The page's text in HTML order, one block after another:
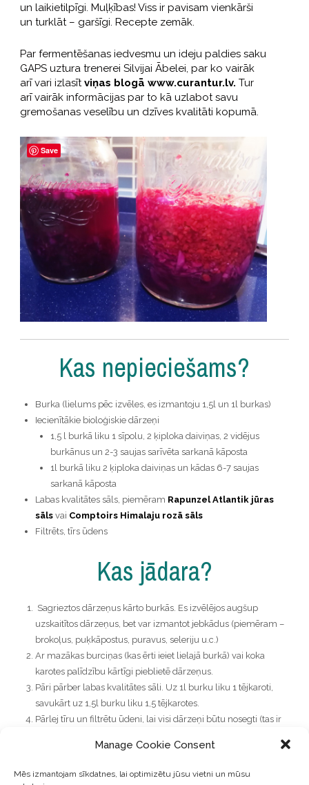
Manage Cookie Consent
Mēs izmantojam sīkdatnes, lai optimizētu jūsu vietni un mūsu
un laikietilpīgi. Muļķības! Viss ir pavisam vienkārši
un turklāt – garšīgi. Recepte zemāk.
Par fermentēšanas iedvesmu un ideju paldies saku
GAPS uztura trenerei Silvijai Ābelei, par ko vairāk
arī vari izlasītviņas blogā www.curantur.lv. Tur
arī vairāk informācijas par to kā uzlabot savu
gremošanas veselību un dzīves kvalitāti kopumā.
Kas nepieciešams?
Burka (lielums pēc izvēles, es izmantoju 1,5l un 1l burkas)
Iecienītākie bioloģiskie dārzeņi
1,5 l burkā liku 1 sīpolu, 2 ķiploka daiviņas, 2 vidējus
burkānus un 2-3 saujas sarīvēta sarkanā kāposta
1l burkā liku 2 ķiploka daiviņas un kādas 6-7 saujas
sarkanā kāposta
Labas kvalitātes sāls, piemēram Rapunzel Atlantik jūras
sālsvai Comptoirs Himalaju rozā sāls
Filtrēts, tīrs ūdens
Kas jādara?
Sagrieztos dārzeņus kārto burkās. Es izvēlējos augšup
uzskaitītos dārzeņus, bet var izmantot jebkādus (piemēram –
brokoļus, puķkāpostus, puravus, seleriju u.c.)
Ar mazākas burciņas (kas ērti ieiet lielajā burkā) vai koka
karotes palīdzību kārtīgi pieblietē dārzeņus.
Pāri pārber labas kvalitātes sāli. Uz 1l burku liku 1 tējkaroti,
savukārt uz 1,5l burku liku 1,5 tējkarotes.
Pārlej tīru un filtrētu ūdeni, lai visi dārzeņi būtu nosegti (tas ir
fermentēsies nevis pelēs)
burciņu. (Skati bildē).
Save